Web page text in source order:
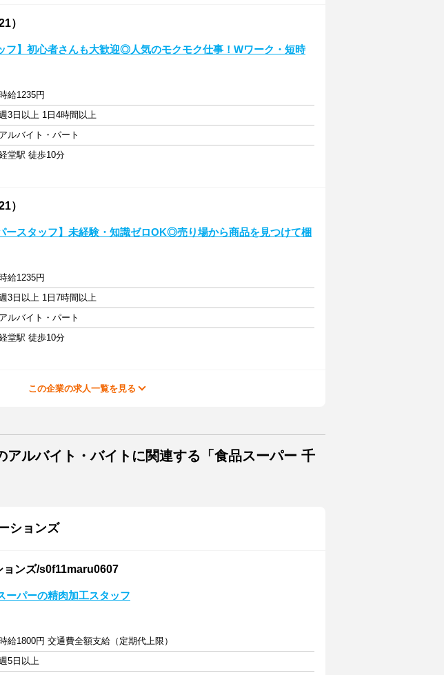
）
フ】初心者さんも大歓迎◎人気のモクモク仕事！Wワーク・短時
給1235円
3日以上 1日4時間以上
アルバイト・パート
堂駅 徒歩10分
）
ースタッフ】未経験・知識ゼロOK◎売り場から商品を見つけて梱
給1235円
3日以上 1日7時間以上
アルバイト・パート
堂駅 徒歩10分
この企業の求人一覧を見る
アルバイト・バイトに関連する「食品スーパー 千
ションズ
ョンズ/s0f11maru0607
ーパーの精肉加工スタッフ
給1800円 交通費全額支給（定期代上限）
5日以上